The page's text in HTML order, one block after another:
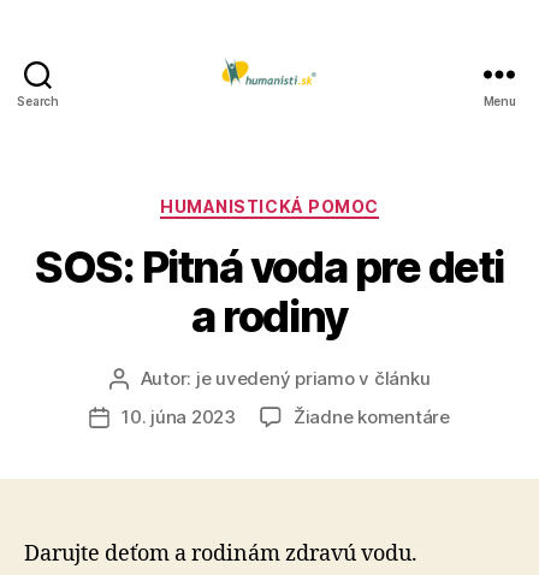
Search Menu
Kategórie
HUMANISTICKÁ POMOC
SOS: Pitná voda pre deti
a rodiny
Autor
článku
Autor: je uvedený priamo v článku
Dátum
10. júna 2023 Žiadne komentárena
Darujte deťom a rodinám zdravú vodu.